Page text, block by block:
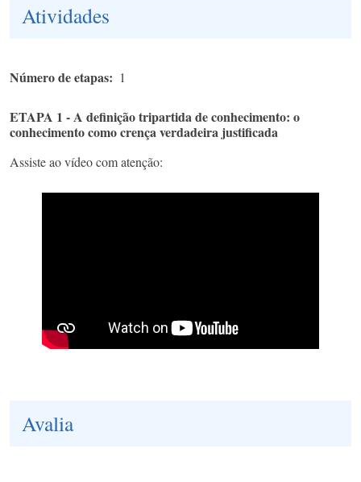
Atividades
Número de etapas 1
ETAPA 1 - A definição tripartida de conhecimento: o
conhecimento como crença verdadeira justificada
Assiste ao vídeo com atenção:
Avalia